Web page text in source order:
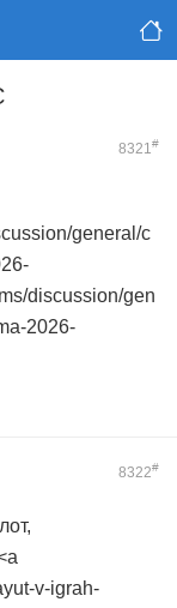
8321#
general/c
discussion/gen
2026-
8322#
v-igrah-